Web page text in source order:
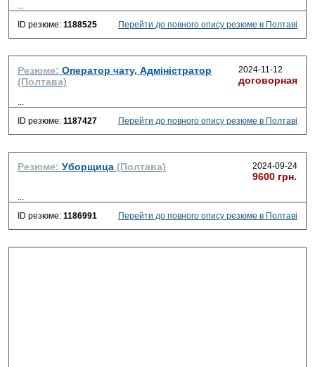
...
ID резюме: 1188525 Перейти до повного опису резюме в Полтаві
Резюме: Оператор чату, Адміністратор
(Полтава)
2024-11-12
договорная
...
ID резюме: 1187427 Перейти до повного опису резюме в Полтаві
Резюме: Уборщица (Полтава) 2024-09-24
9600 грн.
...
ID резюме: 1186991 Перейти до повного опису резюме в Полтаві